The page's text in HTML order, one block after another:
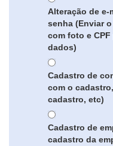
Alteração de e-
senha (Enviar
com foto e
dados)
Cadastro de
com o
cadastro, etc)
Cadastro de
cadastro da